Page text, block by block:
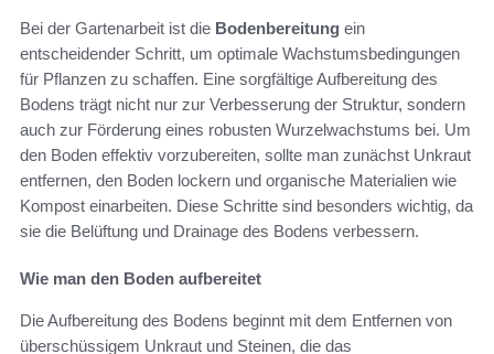
Bei der Gartenarbeit ist die Bodenbereitung ein
entscheidender Schritt, um optimale Wachstumsbedingungen
für Pflanzen zu schaffen. Eine sorgfältige Aufbereitung des
Bodens trägt nicht nur zur Verbesserung der Struktur, sondern
auch zur Förderung eines robusten Wurzelwachstums bei. Um
den Boden effektiv vorzubereiten, sollte man zunächst Unkraut
entfernen, den Boden lockern und organische Materialien wie
Kompost einarbeiten. Diese Schritte sind besonders wichtig, da
sie die Belüftung und Drainage des Bodens verbessern.
Wie man den Boden aufbereitet
Die Aufbereitung des Bodens beginnt mit dem Entfernen von
überschüssigem Unkraut und Steinen, die das